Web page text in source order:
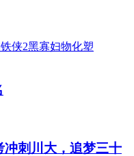
冲刺川大，追梦三十